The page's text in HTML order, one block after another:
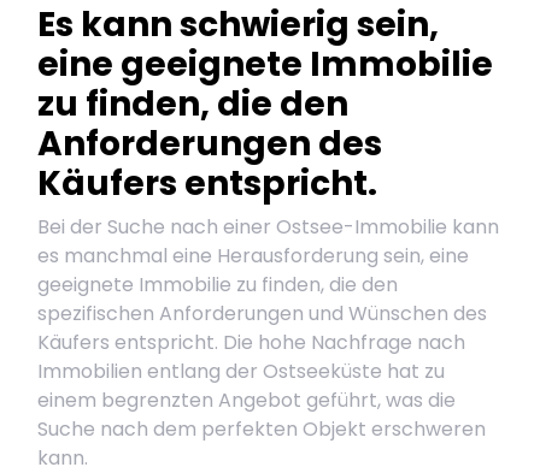
Es kann schwierig sein,
eine geeignete Immobilie
zu finden, die den
Anforderungen des
Käufers entspricht.
Bei der Suche nach einer Ostsee-Immobilie kann
es manchmal eine Herausforderung sein, eine
geeignete Immobilie zu finden, die den
spezifischen Anforderungen und Wünschen des
Käufers entspricht. Die hohe Nachfrage nach
Immobilien entlang der Ostseeküste hat zu
einem begrenzten Angebot geführt, was die
Suche nach dem perfekten Objekt erschweren
kann.